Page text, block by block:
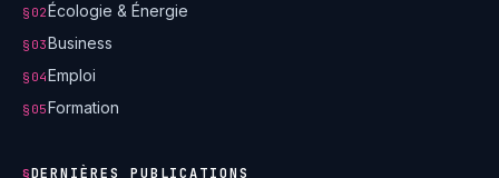
§02Écologie & Énergie
§03Business
§04Emploi
§05Formation
§DERNIÈRES PUBLICATIONS